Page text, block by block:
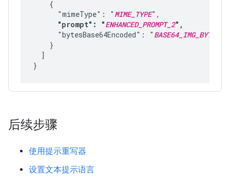
    {
      "mimeType": "
MIME_TYPE",
      "prompt": "
ENHANCED_PROMPT_2",
      "bytesBase64Encoded": "
BASE64_IMG_BYTES_2
    }
  ]
后续步骤
使用提示重写器
设置文本提示语言